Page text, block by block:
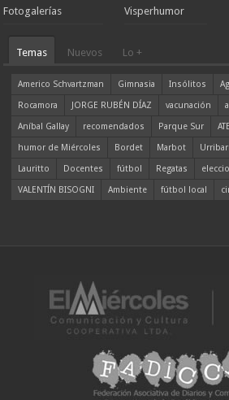
Fotogalerías Visperhumor
Temas Nuevos Lo +
Americo Schvartzman Gimnasia Insólitos
Rocamora
JORGE RUBÉN DÍAZ vacunación
Aníbal Gallay
recomendados Parque Sur ATE
humor de Miércoles
Bordet Marbot
Lauritto
Docentes fútbol Regatas
VALENTÍN BISOGNI
Ambiente fútbol local